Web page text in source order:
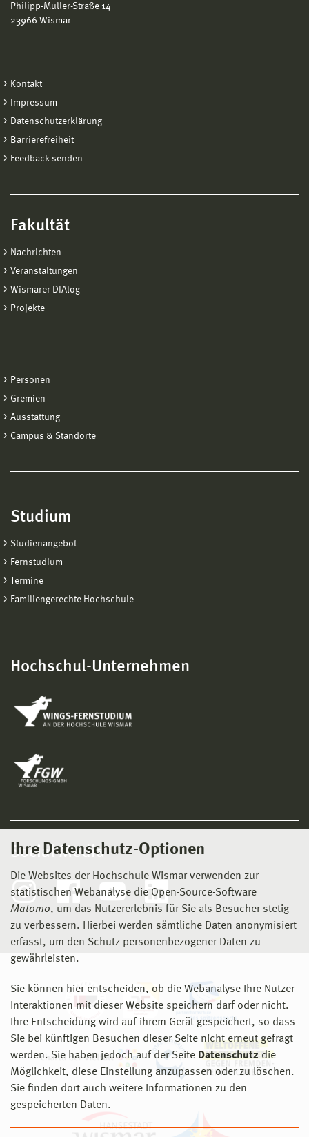
Ihre Datenschutz-Optionen
Die Websites der Hochschule Wismar verwenden zur
statistischen Webanalyse die Open-Source-Software
Matomo, um das Nutzererlebnis für Sie als Besucher stetig
zu verbessern. Hierbei werden sämtliche Daten anonymisiert
erfasst, um den Schutz personenbezogener Daten zu
gewährleisten.
Sie können hier entscheiden, ob die Webanalyse Ihre Nutzer-
Interaktionen mit dieser Website speichern darf oder nicht.
Ihre Entscheidung wird auf ihrem Gerät gespeichert, so dass
Sie bei künftigen Besuchen dieser Seite nicht erneut gefragt
werden. Sie haben jedoch auf der Seite Datenschutz die
Möglichkeit, diese Einstellung anzupassen oder zu löschen.
Sie finden dort auch weitere Informationen zu den
gespeicherten Daten.
Philipp-Müller-Straße 14
23966 Wismar
Kontakt
Impressum
Datenschutzerklärung
Barrierefreiheit
Feedback senden
Fakultät
Nachrichten
Veranstaltungen
Wismarer DIAlog
Projekte
Personen
Gremien
Ausstattung
Campus & Standorte
Studium
Studienangebot
Fernstudium
Termine
Familiengerechte Hochschule
Hochschul-Unternehmen
Social Media